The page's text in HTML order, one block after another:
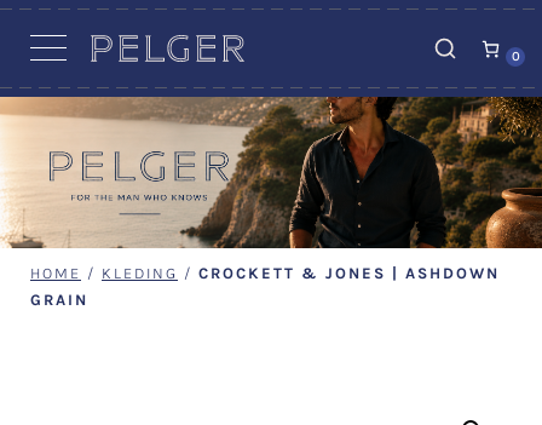
0
HOME / KLEDING / CROCKETT & JONES | ASHDOWN
GRAIN